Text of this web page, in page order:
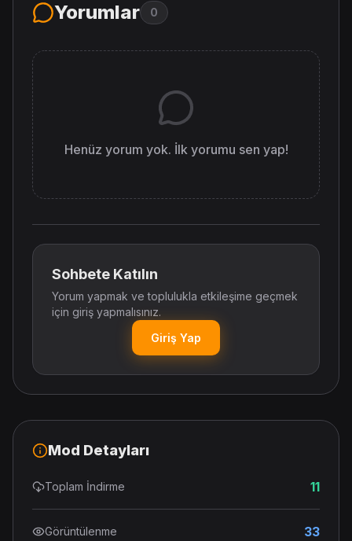
Yorumlar 0
Henüz yorum yok. İlk yorumu sen yap!
Sohbete Katılın
Yorum yapmak ve toplulukla etkileşime geçmek
için giriş yapmalısınız.
Giriş Yap
Mod Detayları
Toplam İndirme 11
Görüntülenme 33